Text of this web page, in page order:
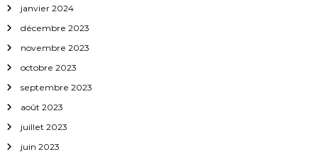
r
t
i
c
l
janvier 2024
décembre 2023
novembre 2023
octobre 2023
septembre 2023
août 2023
juillet 2023
juin 2023